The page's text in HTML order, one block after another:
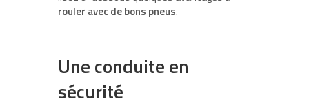
rouler avec de bons pneus.
Une conduite en
sécurité